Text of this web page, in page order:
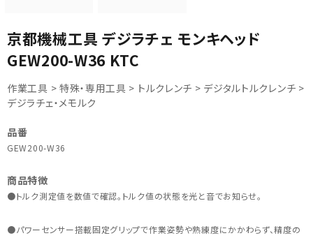
補助金で購入
京都機械工具 デジラチェ モンキヘッド
GEW200-W36 KTC
作業工具 > 特殊・専用工具 > トルクレンチ > デジタルトルクレンチ >
デジラチェ・メモルク
品番
GEW200-W36
商品特徴
●トルク測定値を数値で確認。トルク値の状態を光と音でお知らせ。
●パワーセンサー搭載固定グリップで作業姿勢や熟練度にかかわらず、精度の